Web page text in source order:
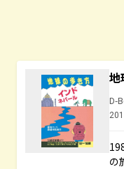
地
D-
の